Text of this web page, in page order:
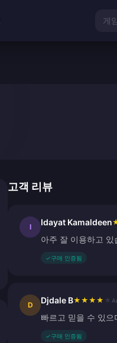
게
고객 리뷰
I Idayat Kamaldeen
아주 잘 이용하고
✓구매 인증됨
D Djdale B★ ★ ★ ★
빠르고 믿을 수 있
✓구매 인증됨